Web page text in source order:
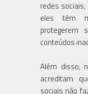
redes sociais,
eles têm
protegerem
conteúdos
Além disso,
acreditam
sociais não